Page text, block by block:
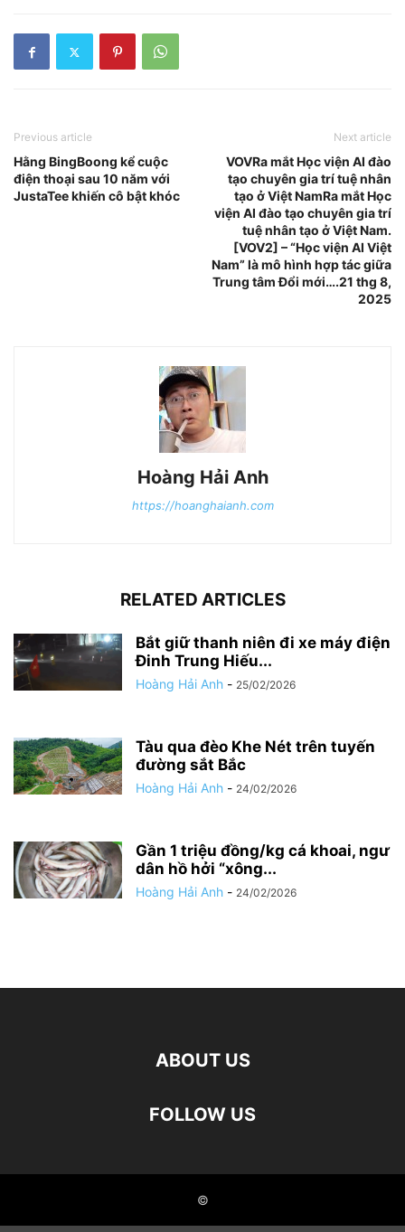
Previous article
Hằng BingBoong kể cuộc
điện thoại sau 10 năm với
JustaTee khiến cô bật khóc
Next article
VOVRa mắt Học viện AI đào
tạo chuyên gia trí tuệ nhân
tạo ở Việt NamRa mắt Học
viện AI đào tạo chuyên gia trí
tuệ nhân tạo ở Việt Nam.
[VOV2] – “Học viện AI Việt
Nam” là mô hình hợp tác giữa
Trung tâm Đổi mới….21 thg 8,
2025
Hoàng Hải Anh
https://hoanghaianh.com
RELATED ARTICLES
Bắt giữ thanh niên đi xe máy điện
Đinh Trung Hiếu...
Hoàng Hải Anh - 25/02/2026
Tàu qua đèo Khe Nét trên tuyến
đường sắt Bắc
Hoàng Hải Anh - 24/02/2026
Gần 1 triệu đồng/kg cá khoai, ngư
dân hồ hởi “xông...
Hoàng Hải Anh - 24/02/2026
ABOUT US
FOLLOW US
©